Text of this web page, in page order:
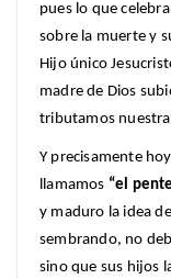
pues lo que
sobre la muerte y
Hijo único
madre de Dios
tributamos
Y precisamente
llamamos “el
y maduro la idea
sembrando, no
sino que sus hijos